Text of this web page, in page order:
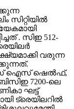
സിറ്റിയിൽ
. സിഇ 512-
വരുന്ന
റോസ് ഐസ് ഷെല്‍ഫ്,
7200-ലെ
ഘട്ട്
ട്രെയിലറില്‍